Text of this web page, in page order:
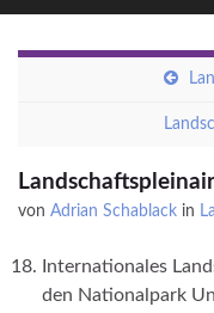
von Adrian Schablack in
Internationales
den Nationalpark